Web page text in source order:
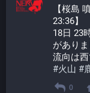
【桜島
23:36】
18日 23
があり
流向は西
#火山 #
0